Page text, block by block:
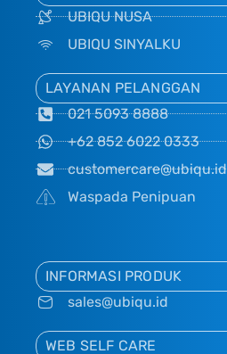
UBIQU NUSA
UBIQU SINYALKU
LAYANAN PELANGGAN
021 5093 8888
+62 852 6022 0333
customercare@ubiqu.id
Waspada Penipuan
INFORMASI PRODUK
sales@ubiqu.id
WEB SELF CARE